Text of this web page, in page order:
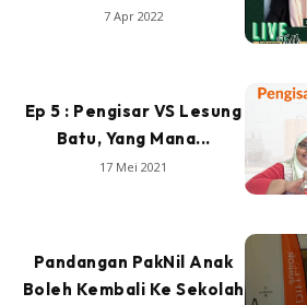
7 Apr 2022
Ep 5 : Pengisar VS Lesung
Batu, Yang Mana...
17 Mei 2021
Pandangan PakNil Anak
Boleh Kembali Ke Sekolah